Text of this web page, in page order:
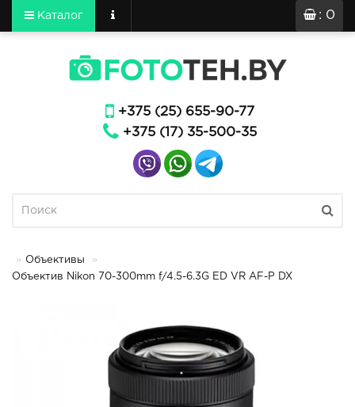
: 0
Каталог
+375 (25) 655-90-77
+375 (17) 35-500-35
Объективы
Объектив Nikon 70-300mm f/4.5-6.3G ED VR AF-P DX